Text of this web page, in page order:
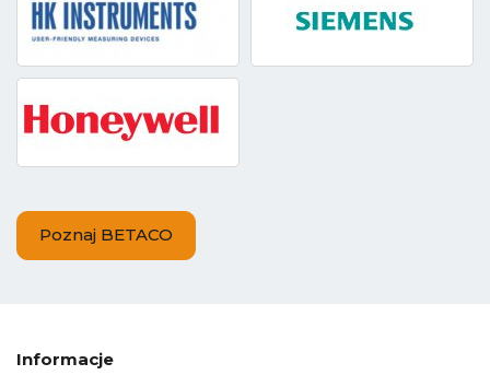
Poznaj BETACO
Informacje